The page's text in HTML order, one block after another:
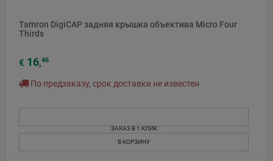
Tamron DigiCAP задняя крышка объектива Micro Four
Thirds
€ 16,46
По предзаказу, срок доставки не известен
ЗАКАЗ В 1 КЛИК
В КОРЗИНУ